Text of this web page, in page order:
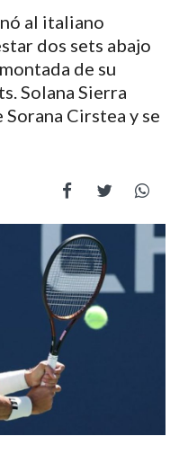
al italiano
dos sets abajo
de su
Solana Sierra
Cirstea y se